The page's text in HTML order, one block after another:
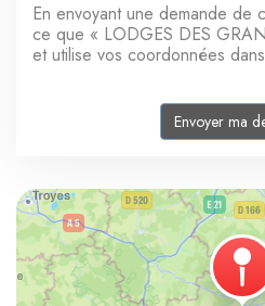
En envoyant une demande de
ce que « LODGES DES
et utilise vos coordonnées